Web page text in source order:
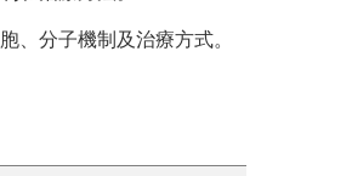
、分子機制及治療方式。